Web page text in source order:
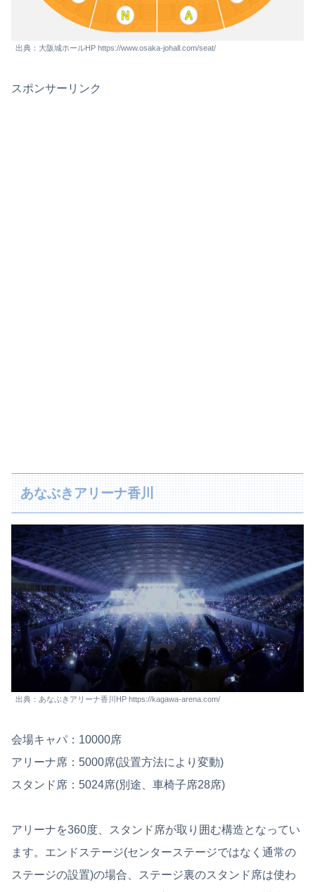
出典：大阪城ホールHP https://www.osaka-johall.com/seat/
スポンサーリンク
あなぶきアリーナ香川
出典：あなぶきアリーナ香川HP https://kagawa-arena.com/
会場キャパ：10000席
アリーナ席：5000席(設置方法により変動)
スタンド席：5024席(別途、車椅子席28席)
アリーナを360度、スタンド席が取り囲む構造となってい
ます。エンドステージ(センターステージではなく通常の
ステージの設置)の場合、ステージ裏のスタンド席は使わ